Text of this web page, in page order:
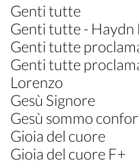
Genti tutte
Genti tutte - Haydn
Genti tutte
Genti tutte
Lorenzo
Gesù Signore
Gesù sommo
Gioia del cuore
Gioia del cuore F+